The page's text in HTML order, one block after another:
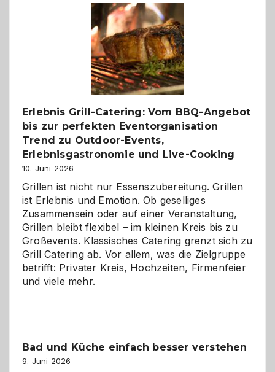
–
die
Gelegenheit,
neue
Reiseziele
zu
entdecken
Erlebnis Grill-Catering: Vom BBQ-Angebot
bis zur perfekten Eventorganisation
Trend zu Outdoor-Events,
Erlebnisgastronomie und Live-Cooking
10. Juni 2026
Grillen ist nicht nur Essenszubereitung. Grillen
ist Erlebnis und Emotion. Ob geselliges
Zusammensein oder auf einer Veranstaltung,
Grillen bleibt flexibel – im kleinen Kreis bis zu
Großevents. Klassisches Catering grenzt sich zu
Grill Catering ab. Vor allem, was die Zielgruppe
betrifft: Privater Kreis, Hochzeiten, Firmenfeier
und viele mehr.
Bad und Küche einfach besser verstehen
9. Juni 2026